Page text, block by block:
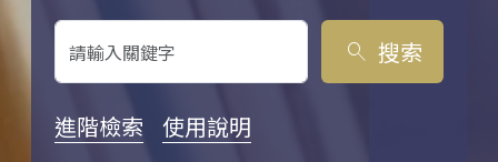
search 搜索
進階檢索 使用說明